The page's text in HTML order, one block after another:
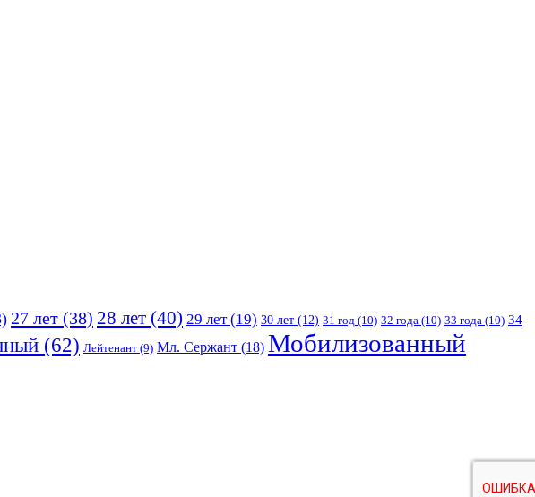
27 лет (38) 28 лет (40) 29 лет(19) 30 лет (12) 31 год (10) 32 года (10) 33 года (10) 34
(62) Лейтенант (9) Мл. Сержант (18) Мобилизованный